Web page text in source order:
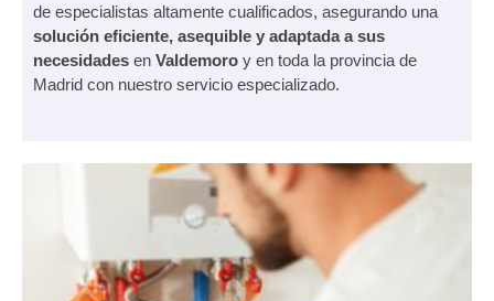
de especialistas altamente cualificados, asegurando una
solución eficiente, asequible y adaptada a sus
necesidades en Valdemoro y en toda la provincia de
Madrid con nuestro servicio especializado.